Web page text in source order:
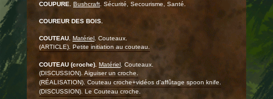
COUPURE. Bushcraft . Sécurité, Secourisme, Santé.
COUREUR DES BOIS.
COUTEAU. Matériel . Couteaux.
(ARTICLE). Petite initiation au couteau.
COUTEAU (croche). Matériel . Couteaux.
(DISCUSSION). Aiguiser un croche.
(RÉALISATION). Couteau croche+vidéos d'affûtage spoon knife.
(DISCUSSION). Le Couteau croche.